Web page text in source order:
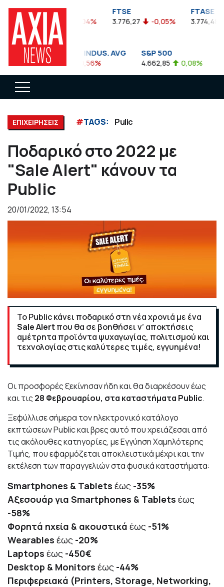
FTSEA
899,47 -0,04%
FTSE
3.776,27 -0,05%
FTASE
3.774,48
DOW JONES INDUS. AVG
35.911,81 -0,56%
S&P 500
4.662,85 0,08%
ΕΠΙΧΕΙΡΗΣΕΙΣ #TAGS: Pulic
Ποδαρικό στο 2022 με
"Sale Alert" κάνουν τα
Public
20/01/2022, 13:54
Το Public κάνει ποδαρικό στη νέα χρονιά με ένα
SaleAlertπου θα σε βοηθήσει ν’ αποκτήσεις
αμέτρητα προϊόντα ψυχαγωγίας, πολιτισμού και
τεχνολογίας στις καλύτερες τιμές, εγγυημένα!
Οι προσφορές ξεκίνησαν ήδη και θα διαρκέσουν έως
και τις 28 Φεβρουαρίου, στα καταστήματα Public.
Ξεφύλλισε σήμερα τονηλεκτρονικό κατάλογο
εκπτώσεων Publicκαι βρες αυτό που χρειάζεσαι από
τις ακόλουθες κατηγορίες, με Εγγύηση Χαμηλότερης
Τιμής, που εφαρμόζεται αποκλειστικά μέχρι και την
εκτέλεση των παραγγελιών στα φυσικά καταστήματα:
Smartphones & Tablets έως -35%
Αξεσουάργια Smartphones & Tablets έως
-58%
Φορητά ηχεία & ακουστικά έως -51%
Wearables έως -20%
Laptops έως -450€
Desktop & Monitors έως -44%
Περιφερειακά (Printers, Storage, Networking,